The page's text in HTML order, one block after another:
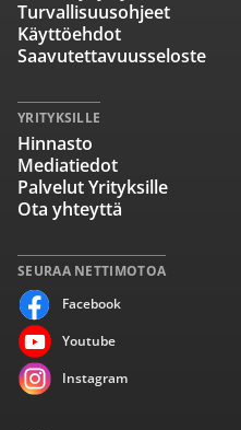
SEURAA NETTIMOTOA
Facebook
Youtube
Instagram
Turvallisuusohjeet
Käyttöehdot
Saavutettavuusseloste
YRITYKSILLE
Hinnasto
Mediatiedot
Palvelut Yrityksille
Ota yhteyttä